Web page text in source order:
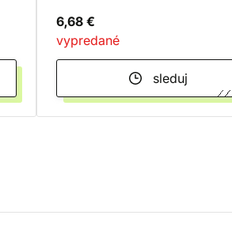
6,68 €
vypredané
sleduj